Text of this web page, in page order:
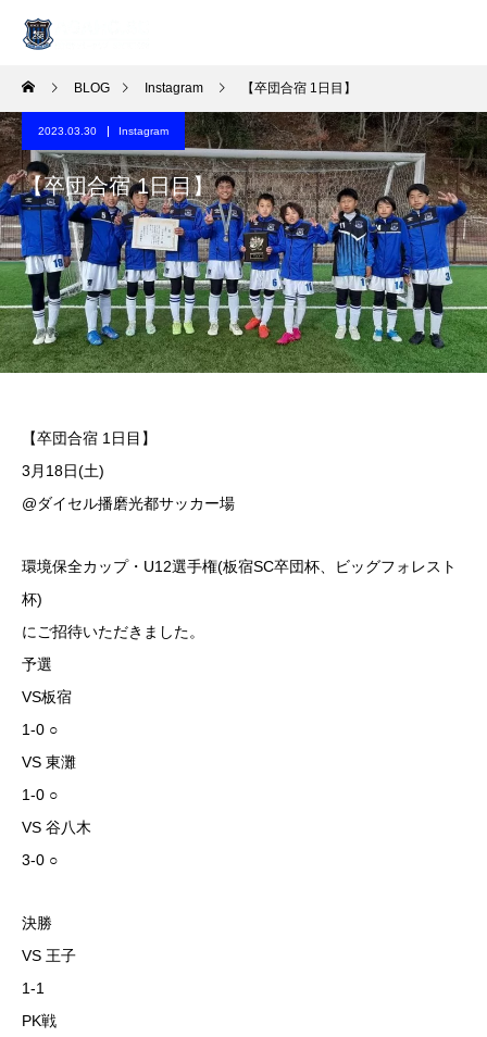
BLOG Instagram 【卒団合宿 1日目】
2023.03.30 Instagram
【卒団合宿 1日目】
【卒団合宿 1日目】
️️3月18日(土)
@ダイセル播磨光都サッカー場
環境保全カップ・U12選手権(板宿SC卒団杯、ビッグフォレスト
杯)
にご招待いただきました。
️予選
VS板宿
1-0 ○
VS 東灘
1-0 ○
VS 谷八木
3-0 ○
️決勝
VS 王子
1-1
PK戦